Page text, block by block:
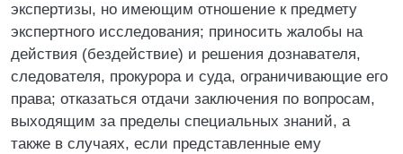
экспертизы, но имеющим отношение к предмету
экспертного исследования; приносить жалобы на
действия (бездействие) и решения дознавателя,
следователя, прокурора и суда, ограничивающие его
права; отказаться отдачи заключения по вопросам,
выходящим за пределы специальных знаний, а
также в случаях, если представленные ему